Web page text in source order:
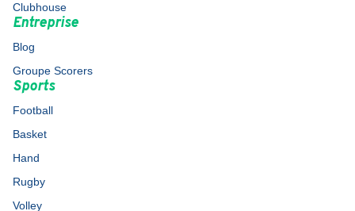
Clubhouse
Entreprise
Blog
Groupe Scorers
Sports
Football
Basket
Hand
Rugby
Volley